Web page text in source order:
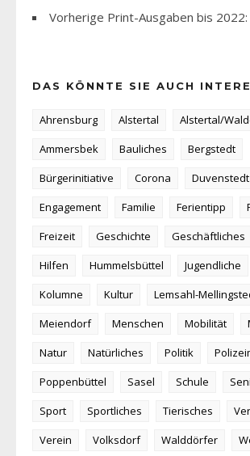
Vorherige Print-Ausgaben bis 2022:
DAS KÖNNTE SIE AUCH
Ahrensburg Alstertal
Alstertal/
Ammersbek
Bauliches
Bergstedt
Bürgerinitiative
Corona
Duvenstedt
Engagement
Familie Ferientipp
Freizeit
Geschichte Geschäftliches
Hilfen
Hummelsbüttel Jugendliche
Kolumne
Kultur
Lemsahl-
Meiendorf
Menschen Mobilität
Natur
Natürliches Politik
Poppenbüttel
Sasel Schule
Sport
Sportliches Tierisches
Verein
Volksdorf Walddörfer